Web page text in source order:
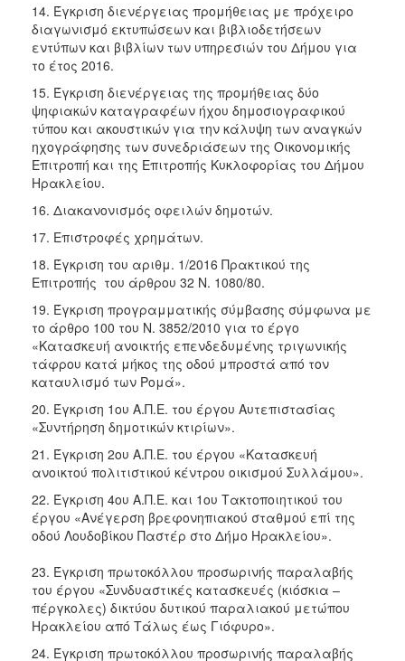
14. Έγκριση διενέργειας προμήθειας με πρόχειρο
διαγωνισμό εκτυπώσεων και βιβλιοδετήσεων
εντύπων και βιβλίων των υπηρεσιών του Δήμου για
το έτος 2016.
15. Έγκριση διενέργειας της προμήθειας δύο
ψηφιακών καταγραφέων ήχου δημοσιογραφικού
τύπου και ακουστικών για την κάλυψη των αναγκών
ηχογράφησης των συνεδριάσεων της Οικονομικής
Επιτροπή και της Επιτροπής Κυκλοφορίας του Δήμου
Ηρακλείου.
16. Διακανονισμός οφειλών δημοτών.
17. Επιστροφές χρημάτων.
18. Έγκριση του αριθμ. 1/2016 Πρακτικού της
Επιτροπής του άρθρου 32 Ν. 1080/80.
19. Έγκριση προγραμματικής σύμβασης σύμφωνα με
το άρθρο 100 του Ν. 3852/2010 για το έργο
«Κατασκευή ανοικτής επενδεδυμένης τριγωνικής
τάφρου κατά μήκος της οδού μπροστά από τον
καταυλισμό των Ρομά».
20. Έγκριση 1ου Α.Π.Ε. του έργου Αυτεπιστασίας
«Συντήρηση δημοτικών κτιρίων».
21. Έγκριση 2ου Α.Π.Ε. του έργου «Κατασκευή
ανοικτού πολιτιστικού κέντρου οικισμού Συλλάμου».
22. Έγκριση 4ου Α.Π.Ε. και 1ου Τακτοποιητικού του
έργου «Ανέγερση βρεφονηπιακού σταθμού επί της
οδού Λουδοβίκου Παστέρ στο Δήμο Ηρακλείου».
23. Έγκριση πρωτοκόλλου προσωρινής παραλαβής
του έργου «Συνδυαστικές κατασκευές (κιόσκια –
πέργκολες) δικτύου δυτικού παραλιακού μετώπου
Ηρακλείου από Τάλως έως Γιόφυρο».
24. Έγκριση πρωτοκόλλου προσωρινής παραλαβής